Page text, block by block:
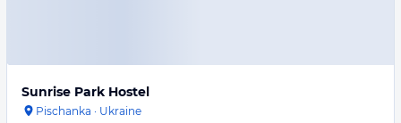
Sunrise Park Hostel
Pischanka · Ukraine